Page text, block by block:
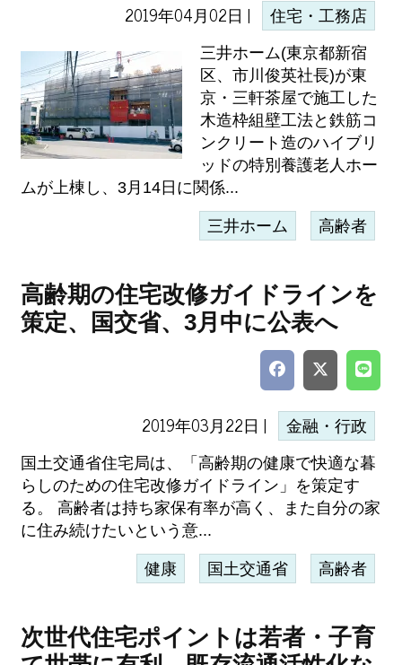
2019年04月02日 | 住宅・工務店
三井ホーム(東京都新宿
区、市川俊英社長)が東
京・三軒茶屋で施工した
木造枠組壁工法と鉄筋コ
ンクリート造のハイブリ
ッドの特別養護老人ホー
ムが上棟し、3月14日に関係...
三井ホーム 高齢者
高齢期の住宅改修ガイドラインを
策定、国交省、3月中に公表へ
2019年03月22日 | 金融・行政
国土交通省住宅局は、「高齢期の健康で快適な暮
らしのための住宅改修ガイドライン」を策定す
る。 高齢者は持ち家保有率が高く、また自分の家
に住み続けたいという意...
健康 国土交通省 高齢者
次世代住宅ポイントは若者・子育